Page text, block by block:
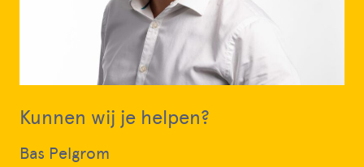
Kunnen wij je helpen?
Bas Pelgrom